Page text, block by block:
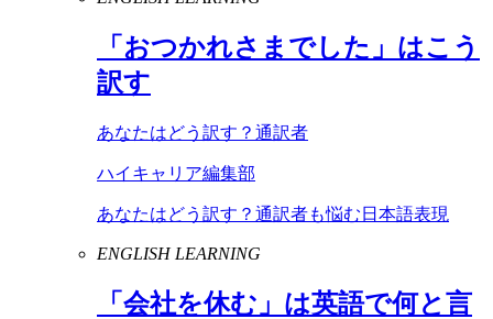
「おつかれさまでした」はこう
訳す
あなたはどう訳す？通訳者
ハイキャリア編集部
あなたはどう訳す？通訳者も悩む日本語表現
ENGLISH LEARNING
「会社を休む」は英語で何と言